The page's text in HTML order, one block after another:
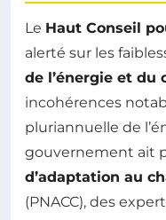
Le Haut Conseil
alerté sur les
de l’énergie et du
incohérences
pluriannuelle de
gouvernement ait
d’adaptation au
(PNACC), des